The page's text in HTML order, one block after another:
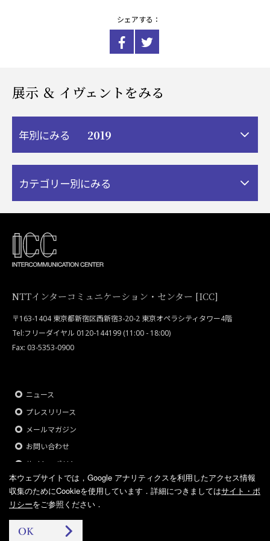
シェアする：
展示 ＆ イヴェントをみる
年別にみる 2019
カテゴリー別にみる
NTTインターコミュニケーション・センター [ICC]
〒163-1404 東京都新宿区西新宿3-20-2 東京オペラシティタワー4階
Tel:フリーダイヤル 0120-144199 (11:00 - 18:00)
Fax: 03-5353-0900
ニュース
プレスリリース
メールマガジン
お問い合わせ
サイト・ポリシー
本ウェブサイトでは，Google アナリティクスを利用したアクセス情報
収集のためにCookieを使用しています． 詳細につきましてはサイト・ポ
リシーをご参照ください．